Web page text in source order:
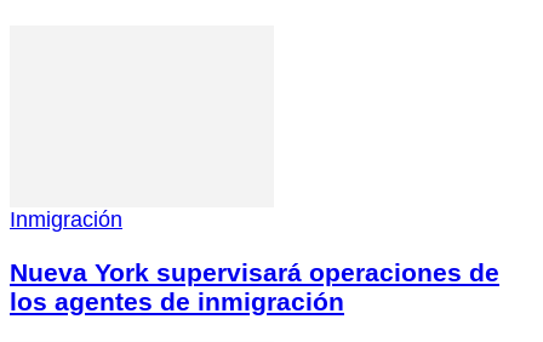
Inmigración
Nueva York supervisará operaciones de
los agentes de inmigración